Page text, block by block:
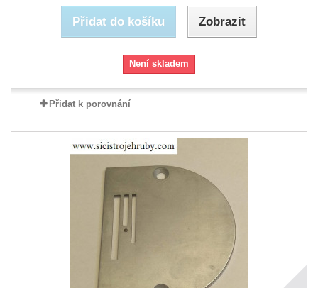
Přidat do košíku Zobrazit
Není skladem
Přidat k porovnání